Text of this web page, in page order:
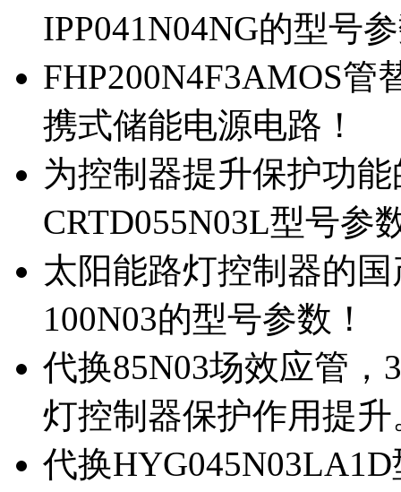
IPP041N04NG的型号
FHP200N4F3AMOS管
携式储能电源电路！
为控制器提升保护功
CRTD055N03L型号参
太阳能路灯控制器的
100N03的型号参数！
代换85N03场效应管
灯控制器保护作用提升
代换